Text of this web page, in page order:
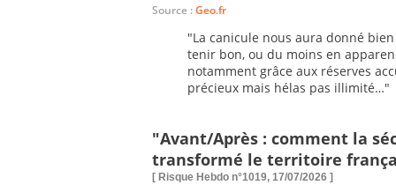
Source :Geo.fr
"La canicule nous aura donné
tenir bon, ou du moins en
notamment grâce aux réserves
précieux mais hélas pas illimité…"
"Avant/Après : comment la
transformé le territoire
[ Risque Hebdo n°1019, 17/07/2026 ]